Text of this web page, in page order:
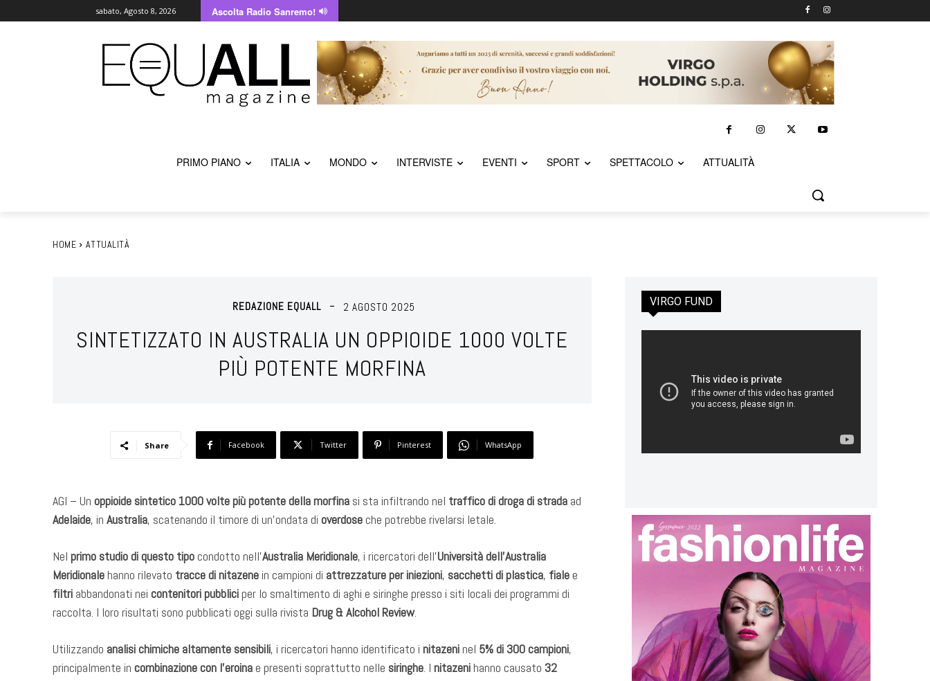
sabato, Agosto 8, 2026 Ascolta Radio Sanremo!
PRIMO PIANO ITALIA MONDO INTERVISTE EVENTI SPORT SPETTACOLO ATTUALITÀ
HOME ATTUALITÀ
REDAZIONE EQUALL 2 AGOSTO 2025
SINTETIZZATO IN AUSTRALIA UN OPPIOIDE 1000 VOLTE
PIÙ POTENTE MORFINA
Share Facebook Twitter Pinterest WhatsApp
AGI – Un oppioide sintetico 1000 volte più potente della morfina si sta infiltrando nel traffico di droga di strada ad
Adelaide, in Australia, scatenando il timore di un’ondata di overdoseche potrebbe rivelarsi letale.
Nel primo studio di questo tipocondotto nell’Australia Meridionale, i ricercatori dell’Università dell’Australia
Meridionalehanno rilevato tracce di nitazenein campioni di attrezzature per iniezioni, sacchetti di plastica, fialee
filtri abbandonati nei contenitori pubbliciper lo smaltimento di aghi e siringhe presso i siti locali dei programmi di
raccolta. I loro risultati sono pubblicati oggi sulla rivista Drug & Alcohol Review.
Utilizzando analisi chimiche altamente sensibili, i ricercatori hanno identificato i nitazeninel 5% di 300 campioni,
principalmente in combinazione con l’eroinae presenti soprattutto nelle siringhe. I nitazenihanno causato 32
VIRGO FUND